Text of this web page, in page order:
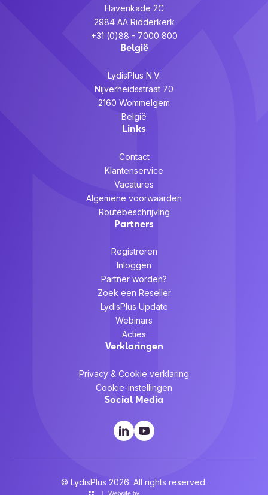
Havenkade 2C
2984 AA Ridderkerk
+31 (0)88 - 7000 800
België
LydisPlus N.V.
Nijverheidsstraat 70
2160 Wommelgem
België
Links
Contact
Klantenservice
Vacatures
Algemene voorwaarden
Routebeschrijving
Partners
Registreren
Inloggen
Partner worden?
Zoek een Reseller
LydisPlus Update
Webinars
Acties
Verklaringen
Privacy & Cookie verklaring
Cookie-instellingen
Social Media
© LydisPlus 2026. All rights reserved.